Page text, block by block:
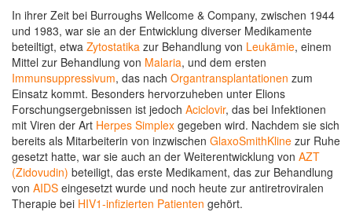
In ihrer Zeit bei Burroughs Wellcome & Company, zwischen 1944
und 1983, war sie an der Entwicklung diverser Medikamente
beteiltigt, etwa Zytostatika zur Behandlung von Leukämie, einem
Mittel zur Behandlung von Malaria, und dem ersten
Immunsuppressivum, das nach Organtransplantationen zum
Einsatz kommt. Besonders hervorzuheben unter Elions
Forschungsergebnissen ist jedoch Aciclovir, das bei Infektionen
mit Viren der Art Herpes Simplex gegeben wird. Nachdem sie sich
bereits als Mitarbeiterin von inzwischen GlaxoSmithKline zur Ruhe
gesetzt hatte, war sie auch an der Weiterentwicklung von AZT
(Zidovudin) beteiligt, das erste Medikament, das zur Behandlung
von AIDS eingesetzt wurde und noch heute zur antiretroviralen
Therapie bei HIV1-infizierten Patienten gehört.